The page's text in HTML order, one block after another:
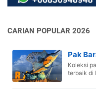
CARIAN POPULAR 2026
Pak
Koleksi
terbaik di